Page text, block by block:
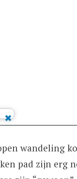
wandeling
pad zijn erg